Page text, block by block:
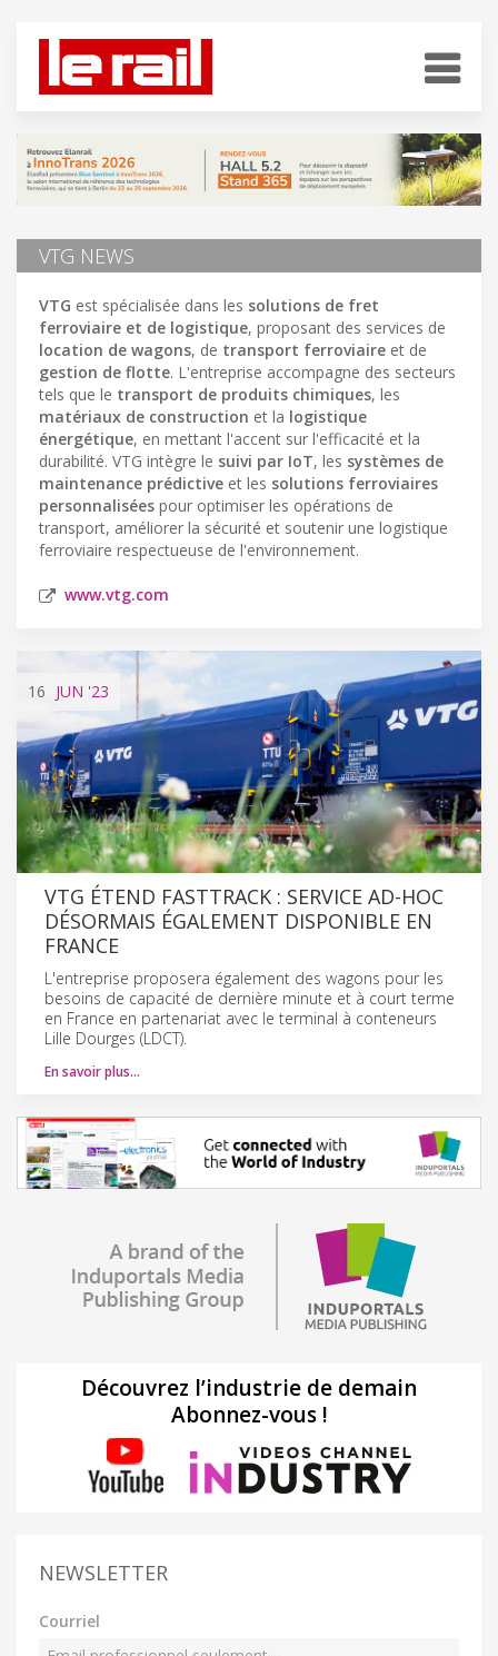
VTG NEWS
VTG est spécialisée dans les solutions de fret
ferroviaire et de logistique, proposant des services de
location de wagons, de transport ferroviaire et de
gestion de flotte. L'entreprise accompagne des secteurs
tels que le transport de produits chimiques, les
matériaux de construction et la logistique
énergétique, en mettant l'accent sur l'efficacité et la
durabilité. VTG intègre le suivi par IoT, les systèmes de
maintenance prédictive et les solutions ferroviaires
personnalisées pour optimiser les opérations de
transport, améliorer la sécurité et soutenir une logistique
ferroviaire respectueuse de l'environnement.
www.vtg.com
16 JUN '23
VTG ÉTEND FASTTRACK : SERVICE AD-HOC
DÉSORMAIS ÉGALEMENT DISPONIBLE EN
FRANCE
L'entreprise proposera également des wagons pour les
besoins de capacité de dernière minute et à court terme
en France en partenariat avec le terminal à conteneurs
Lille Dourges (LDCT).
En savoir plus…
Découvrez l’industrie de demain
Abonnez-vous !
NEWSLETTER
Courriel